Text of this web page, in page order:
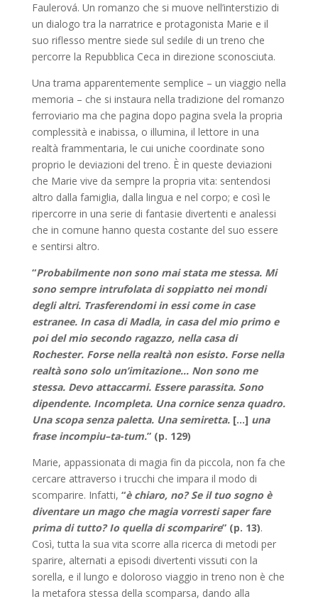
Faulerová. Un romanzo che si muove nell’interstizio di
un dialogo tra la narratrice e protagonista Marie e il
suo riflesso mentre siede sul sedile di un treno che
percorre la Repubblica Ceca in direzione sconosciuta.
Una trama apparentemente semplice – un viaggio nella
memoria – che si instaura nella tradizione del romanzo
ferroviario ma che pagina dopo pagina svela la propria
complessità e inabissa, o illumina, il lettore in una
realtà frammentaria, le cui uniche coordinate sono
proprio le deviazioni del treno. È in queste deviazioni
che Marie vive da sempre la propria vita: sentendosi
altro dalla famiglia, dalla lingua e nel corpo; e così le
ripercorre in una serie di fantasie divertenti e analessi
che in comune hanno questa costante del suo essere
e sentirsi altro.
“Probabilmente non sono mai stata me stessa. Mi
sono sempre intrufolata di soppiatto nei mondi
degli altri. Trasferendomi in essi come in case
estranee. In casa di Madla, in casa del mio primo e
poi del mio secondo ragazzo, nella casa di
Rochester. Forse nella realtà non esisto. Forse nella
realtà sono solo un’imitazione… Non sono me
stessa. Devo attaccarmi. Essere parassita. Sono
dipendente. Incompleta. Una cornice senza quadro.
Una scopa senza paletta. Una semiretta. […] una
frase incompiu–ta-tum.” (p. 129)
Marie, appassionata di magia fin da piccola, non fa che
cercare attraverso i trucchi che impara il modo di
scomparire. Infatti, “è chiaro, no? Se il tuo sogno è
diventare un mago che magia vorresti saper fare
prima di tutto? Io quella di scomparire” (p. 13).
Così, tutta la sua vita scorre alla ricerca di metodi per
sparire, alternati a episodi divertenti vissuti con la
sorella, e il lungo e doloroso viaggio in treno non è che
la metafora stessa della scomparsa, dando alla